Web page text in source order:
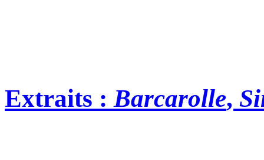
Extraits :Barcarolle,